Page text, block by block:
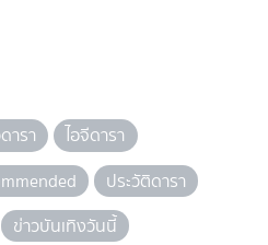
ารา
ไอจีดารา
ประวัติดารา
ข่าวบันเทิงวันนี้